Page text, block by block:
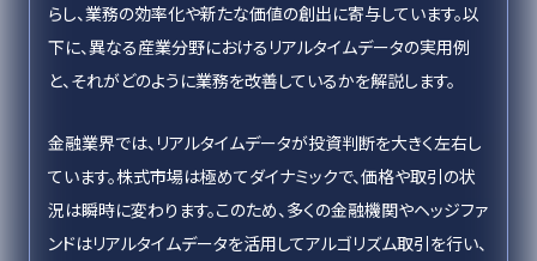
らし、業務の効率化や新たな価値の創出に寄与しています。以
下に、異なる産業分野におけるリアルタイムデータの実用例
と、それがどのように業務を改善しているかを解説します。
金融業界では、リアルタイムデータが投資判断を大きく左右し
ています。株式市場は極めてダイナミックで、価格や取引の状
況は瞬時に変わります。このため、多くの金融機関やヘッジファ
ンドはリアルタイムデータを活用してアルゴリズム取引を行い、